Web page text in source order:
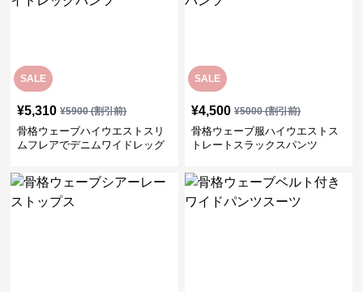
SALE
¥5,310 ¥5900(割引前)
骨格ウェーブハイウエストスリ
ムフレアでデニムワイドレッグ
SALE
¥4,500 ¥5000(割引前)
骨格ウェーブ服ハイウエストス
トレートスラックスパンツ